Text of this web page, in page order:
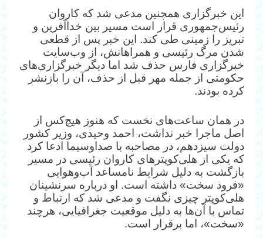
این خبرگزاری همچنین مدعی شد که کاروان
رئیس‌جمهوری قرار است مسیر بین خداآفرین و
تبریز را زمینی طی کند. این خبر پس از قطعی
شدن مرگ رئیسی و همراهانش، از وب‌سایت
خبرگزاری فارس حذف شد اما دیگر خبرگزاری‌های
حکومتی از جمله مهر قبل از حذف، آن را بازنشر
کرده بودند.
در همان ساعت‌های نخست که هنوز هیچ‌کس از
اصل ماجرا خبر نداشت، احمد وحیدی، وزیر کشور
دولت سیزدهم، در مصاحبه‌ با صداوسیما ادعا کرد
که یکی از هلی‌کوپترهای کاروان رئیسی در مسیر
بازگشت به دلیل شرایط نامساعد آب‌وهوایی
«فرود سخت» داشته است. او درباره سرنشینان
هلی‌کوپتر چیزی نگفت و مدعی شد که ارتباط و
تماس با آن‌ها به دلیل موقعیت جغرافیایی، هرچند
«سخت»، اما برقرار است.